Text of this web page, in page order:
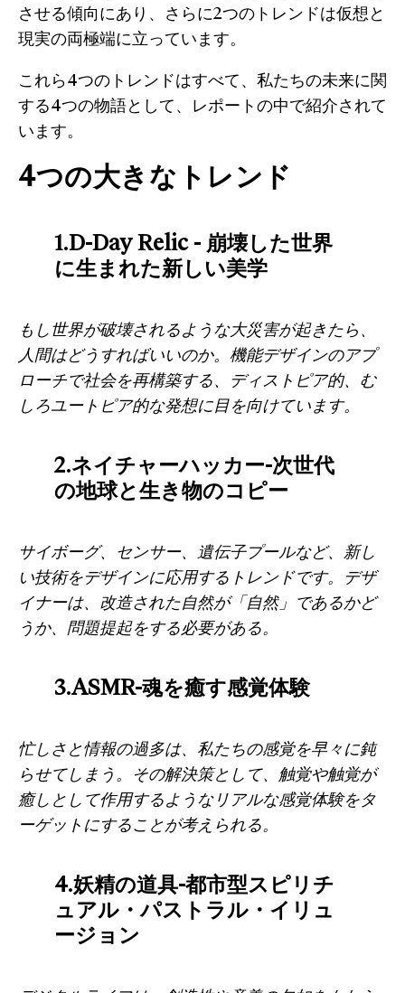
させる傾向にあり、さらに2つのトレンドは仮想と
現実の両極端に立っています。
これら4つのトレンドはすべて、私たちの未来に関
する4つの物語として、レポートの中で紹介されて
います。
4つの大きなトレンド
1.D-Day Relic - 崩壊した世界
に生まれた新しい美学
もし世界が破壊されるような大災害が起きたら、
人間はどうすればいいのか。機能デザインのアプ
ローチで社会を再構築する、ディストピア的、む
しろユートピア的な発想に目を向けています。
2.ネイチャーハッカー-次世代
の地球と生き物のコピー
サイボーグ、センサー、遺伝子プールなど、新し
い技術をデザインに応用するトレンドです。デザ
イナーは、改造された自然が「自然」であるかど
うか、問題提起をする必要がある。
3.ASMR-魂を癒す感覚体験
忙しさと情報の過多は、私たちの感覚を早々に鈍
らせてしまう。その解決策として、触覚や触覚が
癒しとして作用するようなリアルな感覚体験をタ
ーゲットにすることが考えられる。
4.妖精の道具-都市型スピリチ
ュアル・パストラル・イリュ
ージョン